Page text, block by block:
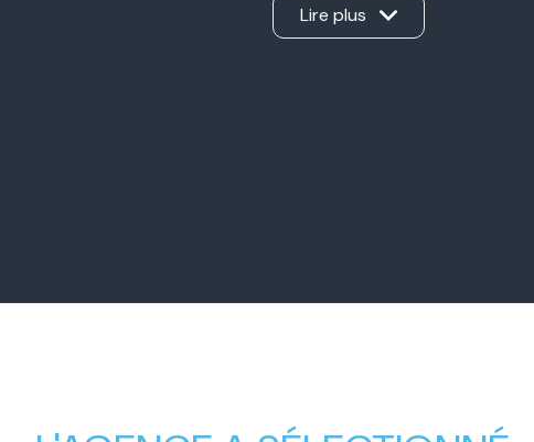
ancrée dans notre secteur et à l’écoute de chaque projet,
d’une vente, d’un achat, d’un investissement ou d’une
Lire plus